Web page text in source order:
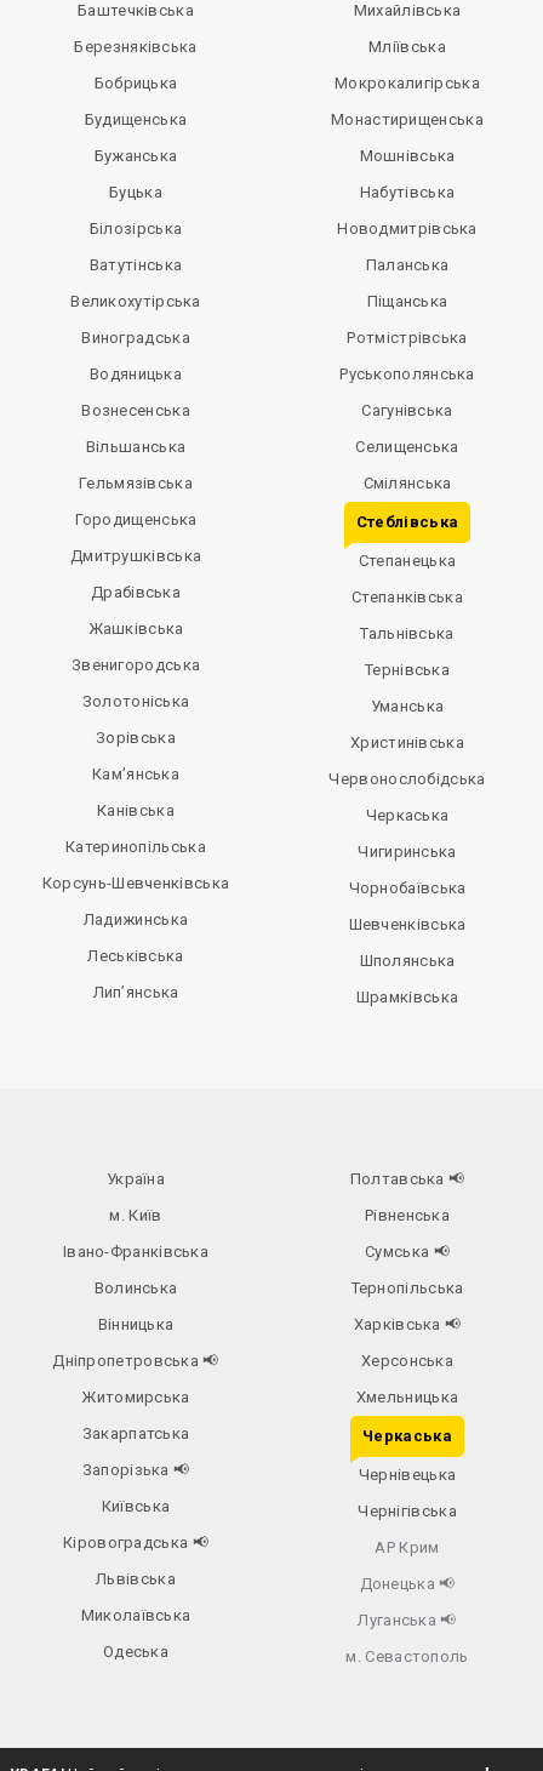
Баштечківська
Березняківська
Бобрицька
Будищенська
Бужанська
Буцька
Білозірська
Ватутінська
Великохутірська
Виноградська
Водяницька
Вознесенська
Вільшанська
Гельмязівська
Городищенська
Дмитрушківська
Драбівська
Жашківська
Звенигородська
Золотоніська
Зорівська
Кам’янська
Канівська
Катеринопільська
Корсунь-Шевченківська
Ладижинська
Леськівська
Лип’янська
Михайлівська
Мліївська
Мокрокалигірська
Монастирищенська
Мошнівська
Набутівська
Новодмитрівська
Паланська
Піщанська
Ротмістрівська
Руськополянська
Сагунівська
Селищенська
Смілянська
Стеблівська
Степанецька
Степанківська
Тальнівська
Тернівська
Уманська
Христинівська
Червонослобідська
Черкаська
Чигиринська
Чорнобаївська
Шевченківська
Шполянська
Шрамківська
Україна
м. Київ
Івано-Франківська
Волинська
Вінницька
Дніпропетровська📢
Житомирська
Закарпатська
Запорізька 📢
Київська
Кіровоградська 📢
Львівська
Миколаївська
Одеська
Полтавська 📢
Рівненська
Сумська 📢
Тернопільська
Харківська 📢
Херсонська
Хмельницька
Черкаська
Чернівецька
Чернігівська
АР Крим
Донецька 📢
Луганська 📢
м. Севастополь